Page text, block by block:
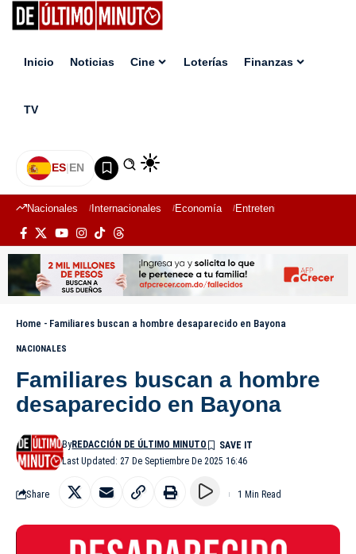
Inicio Noticias Cine Loterías Finanzas
TV
ES|EN
Nacionales Internacionales Economía Entretenimiento
Home - Familiares buscan a hombre desaparecido en Bayona
NACIONALES
Familiares buscan a hombre
desaparecido en Bayona
Last Updated: 27 De Septiembre De 2025 16:46
ByREDACCIÓN DE ÚLTIMO MINUTO
Share 1 Min Read